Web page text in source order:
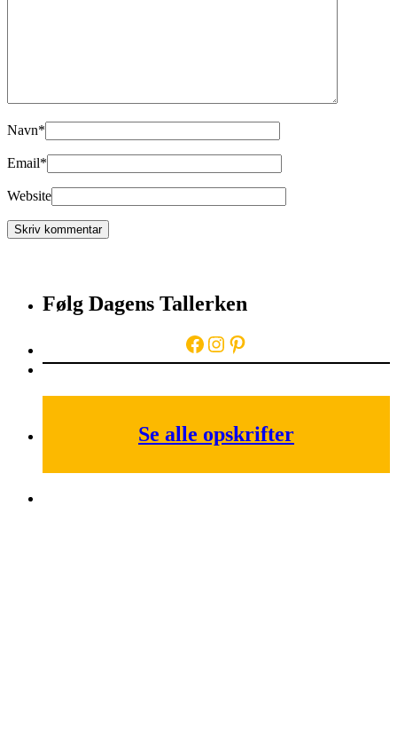
Navn*
Email*
Website
Følg Dagens Tallerken
Facebook
Instagram
Pinterest
Se alle opskrifter